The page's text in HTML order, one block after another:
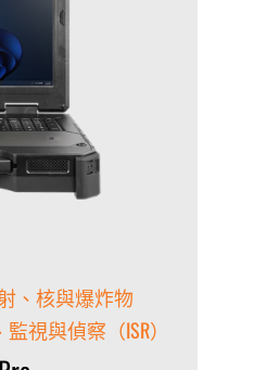
、核與爆炸物
視與偵察（ISR）